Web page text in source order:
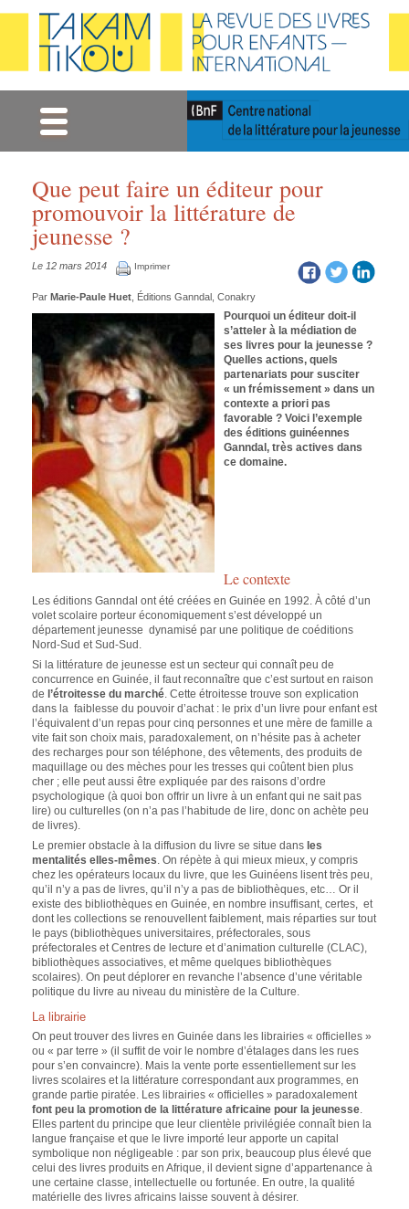
Que peut faire un éditeur pour
promouvoir la littérature de
jeunesse ?
Le 12 mars 2014 Imprimer
Par Marie-Paule Huet , Éditions Ganndal, Conakry
Pourquoi un éditeur doit-il
s’atteler à la médiation de
ses livres pour la jeunesse ?
Quelles actions, quels
partenariats pour susciter
« un frémissement » dans un
contexte a priori pas
favorable ? Voici l’exemple
des éditions guinéennes
Ganndal, très actives dans
ce domaine.
Le contexte
Les éditions Ganndal ont été créées en Guinée en 1992. À côté d’un
volet scolaire porteur économiquement s’est développé un
département jeunesse dynamisé par une politique de coéditions
Nord-Sud et Sud-Sud.
Si la littérature de jeunesse est un secteur qui connaît peu de
concurrence en Guinée, il faut reconnaître que c’est surtout en raison
de l’étroitesse du marché. Cette étroitesse trouve son explication
dans la faiblesse du pouvoir d’achat : le prix d’un livre pour enfant est
l’équivalent d’un repas pour cinq personnes et une mère de famille a
vite fait son choix mais, paradoxalement, on n’hésite pas à acheter
des recharges pour son téléphone, des vêtements, des produits de
maquillage ou des mèches pour les tresses qui coûtent bien plus
cher ; elle peut aussi être expliquée par des raisons d’ordre
psychologique (à quoi bon offrir un livre à un enfant qui ne sait pas
lire) ou culturelles (on n’a pas l’habitude de lire, donc on achète peu
de livres).
Le premier obstacle à la diffusion du livre se situe dans les
mentalités elles-mêmes. On répète à qui mieux mieux, y compris
chez les opérateurs locaux du livre, que les Guinéens lisent très peu,
qu’il n’y a pas de livres, qu’il n’y a pas de bibliothèques, etc… Or il
existe des bibliothèques en Guinée, en nombre insuffisant, certes, et
dont les collections se renouvellent faiblement, mais réparties sur tout
le pays (bibliothèques universitaires, préfectorales, sous
préfectorales et Centres de lecture et d’animation culturelle (CLAC),
bibliothèques associatives, et même quelques bibliothèques
scolaires). On peut déplorer en revanche l’absence d’une véritable
politique du livre au niveau du ministère de la Culture.
La librairie
On peut trouver des livres en Guinée dans les librairies « officielles »
ou « par terre » (il suffit de voir le nombre d’étalages dans les rues
pour s’en convaincre). Mais la vente porte essentiellement sur les
livres scolaires et la littérature correspondant aux programmes, en
grande partie piratée. Les librairies « officielles » paradoxalement
font peu la promotion de la littérature africaine pour la jeunesse
Elles partent du principe que leur clientèle privilégiée connaît bien la
langue française et que le livre importé leur apporte un capital
symbolique non négligeable : par son prix, beaucoup plus élevé que
celui des livres produits en Afrique, il devient signe d’appartenance à
une certaine classe, intellectuelle ou fortunée. En outre, la qualité
matérielle des livres africains laisse souvent à désirer.